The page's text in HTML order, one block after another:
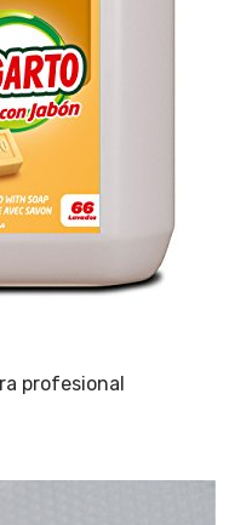
profesional